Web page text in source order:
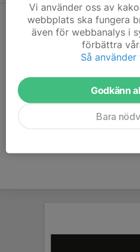
Välkommen till vårt
0
Välkommen att komma och
18:30 💛🖤
Vi använder oss av
webbplats ska fungera
även för webbanalys i
förbättra
Så
Godkänn
Bara